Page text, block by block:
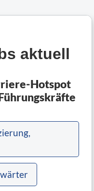
aktuell
Hotspot